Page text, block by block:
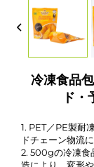
冷凍食品
ド・
1. PET／PE製耐
ドチェーン物流
2. 500gの冷凍食